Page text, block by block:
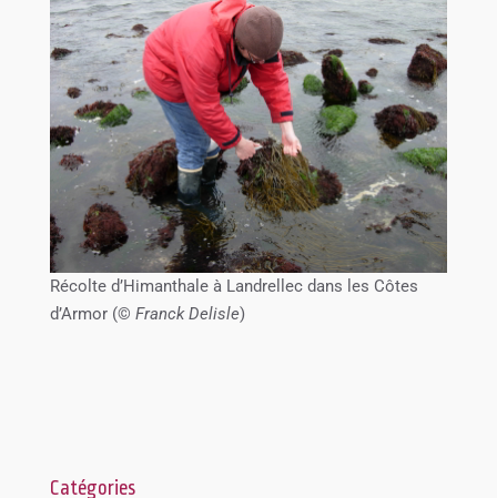
Récolte d’Himanthale à Landrellec dans les Côtes
d’Armor (© Franck Delisle)
Catégories